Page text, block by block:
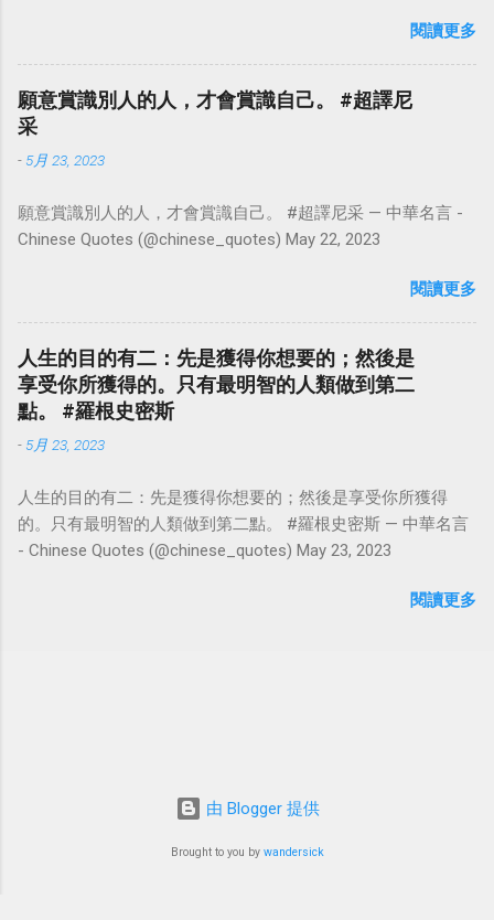
點看事情，就不會覺得活著是一件沉重的事。#超譯尼采 — 中
華名言 - Chinese Quotes (@chinese_quotes) May 23, 2023
閱讀更多
願意賞識別人的人，才會賞識自己。 #超譯尼
采
- 5月 23, 2023
願意賞識別人的人，才會賞識自己。 #超譯尼采 — 中華名言 -
Chinese Quotes (@chinese_quotes) May 22, 2023
閱讀更多
人生的目的有二：先是獲得你想要的；然後是
享受你所獲得的。只有最明智的人類做到第二
點。 #羅根史密斯
- 5月 23, 2023
人生的目的有二：先是獲得你想要的；然後是享受你所獲得
的。只有最明智的人類做到第二點。 #羅根史密斯 — 中華名言
- Chinese Quotes (@chinese_quotes) May 23, 2023
閱讀更多
由 Blogger 提供
Brought to you by wandersick